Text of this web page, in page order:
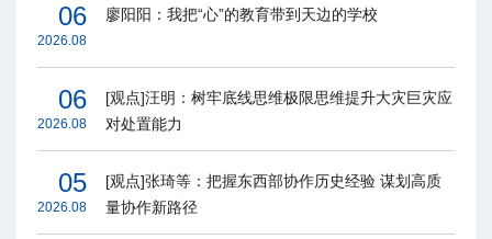
06
2026.08
廖阳阳：我把“心”的教育带到天边的学校
06
2026.08
[观点]汪明：树牢底线思维极限思维提升大灾巨灾应
对处置能力
05
2026.08
[观点]张琦等：把握东西部协作历史经验 谋划高质
量协作新路径